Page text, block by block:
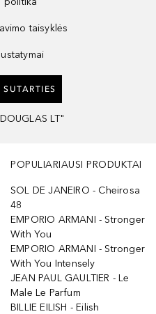
taisyklės
LT"
POPULIARIAUSI PRODUKTAI
SOL DE JANEIRO - Cheirosa
48
EMPORIO ARMANI - Stronger
With You
EMPORIO ARMANI - Stronger
With You Intensely
JEAN PAUL GAULTIER - Le
Male Le Parfum
BILLIE EILISH - Eilish